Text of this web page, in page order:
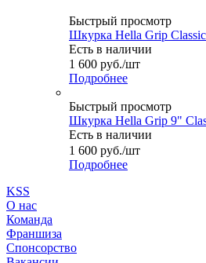
Быстрый просмотр
Шкурка Hella Grip
Есть в наличии
1 600 руб./шт
Подробнее
Быстрый просмотр
Шкурка Hella Grip 9"
Есть в наличии
1 600 руб./шт
Подробнее
KSS
О нас
Команда
Франшиза
Спонсорство